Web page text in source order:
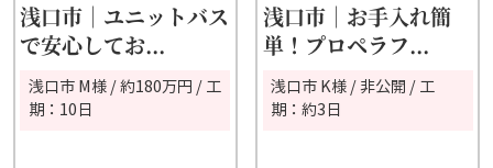
浅口市│ユニットバス
で安心してお...
浅口市 M様 / 約180万円 / 工
期：10日
浅口市｜お手入れ簡
単！プロペラフ...
浅口市 K様 / 非公開 / 工
期：約3日